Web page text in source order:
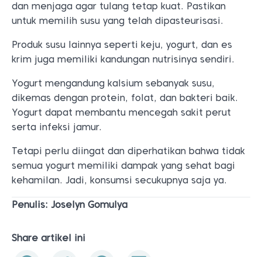
dan menjaga agar tulang tetap kuat. Pastikan
untuk memilih susu yang telah dipasteurisasi.
Produk susu lainnya seperti keju, yogurt, dan es
krim juga memiliki kandungan nutrisinya sendiri.
Yogurt mengandung kalsium sebanyak susu,
dikemas dengan protein, folat, dan bakteri baik.
Yogurt dapat membantu mencegah sakit perut
serta infeksi jamur.
Tetapi perlu diingat dan diperhatikan bahwa tidak
semua yogurt memiliki dampak yang sehat bagi
kehamilan. Jadi, konsumsi secukupnya saja ya.
Penulis: Joselyn Gomulya
Share artikel ini